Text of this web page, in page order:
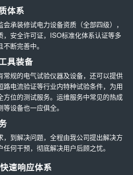
体系
会承装修试电力设备资质（全部四级），
，安全许可证，ISO标准化体系认证等多
断完善中。
具装备
常规的电气试验仪器及设备，还可以提供
路电流验证等行业内特种试验条件，为用
方位的测试服务。运维服务中常见的热成
设备也一应俱全。
，到解决问题，全程由我公司提出解决方
任何干预，彻底解决用户后顾之忧。
速响应体系